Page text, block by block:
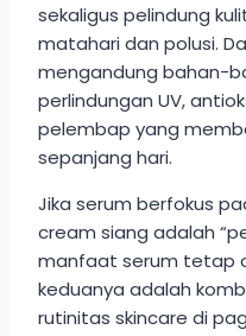
sekaligus pelindung
matahari dan polusi.
mengandung bahan-
perlindungan UV,
pelembap yang
sepanjang hari.
Jika serum berfokus
cream siang adalah
manfaat serum tetap
keduanya adalah
rutinitas skincare di